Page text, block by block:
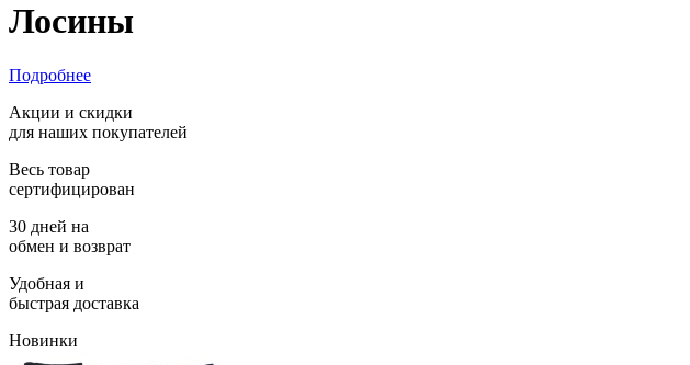
Лосины
Подробнее
Акции и скидки
для наших покупателей
Весь товар
сертифицирован
30 дней на
обмен и возврат
Удобная и
быстрая доставка
Новинки